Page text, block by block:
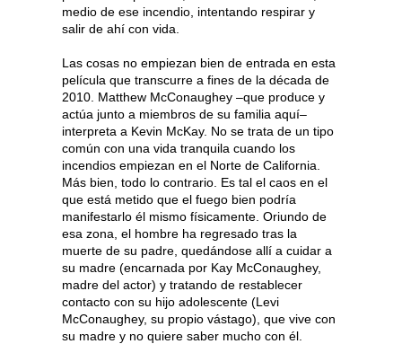
medio de ese incendio, intentando respirar y
salir de ahí con vida.
Las cosas no empiezan bien de entrada en esta
película que transcurre a fines de la década de
2010. Matthew McConaughey –que produce y
actúa junto a miembros de su familia aquí–
interpreta a Kevin McKay. No se trata de un tipo
común con una vida tranquila cuando los
incendios empiezan en el Norte de California.
Más bien, todo lo contrario. Es tal el caos en el
que está metido que el fuego bien podría
manifestarlo él mismo físicamente. Oriundo de
esa zona, el hombre ha regresado tras la
muerte de su padre, quedándose allí a cuidar a
su madre (encarnada por Kay McConaughey,
madre del actor) y tratando de restablecer
contacto con su hijo adolescente (Levi
McConaughey, su propio vástago), que vive con
su madre y no quiere saber mucho con él.